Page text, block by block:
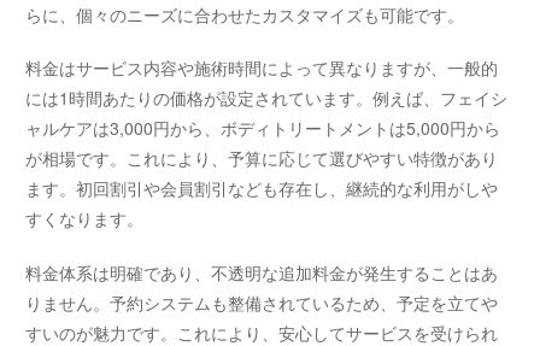
らに、個々のニーズに合わせたカスタマイズも可能です。
料金はサービス内容や施術時間によって異なりますが、一般的
には1時間あたりの価格が設定されています。例えば、フェイシ
ャルケアは3,000円から、ボディトリートメントは5,000円から
が相場です。これにより、予算に応じて選びやすい特徴があり
ます。初回割引や会員割引なども存在し、継続的な利用がしや
すくなります。
料金体系は明確であり、不透明な追加料金が発生することはあ
りません。予約システムも整備されているため、予定を立てや
すいのが魅力です。これにより、安心してサービスを受けられ